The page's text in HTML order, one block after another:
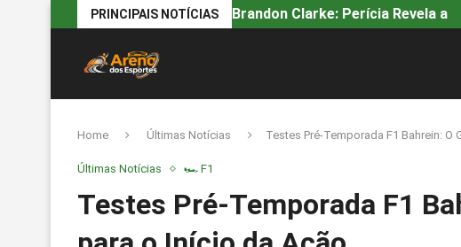
PRINCIPAIS NOTÍCIAS Brandon Clarke: Perícia Revela a
Home Últimas Notícias Testes Pré-Temporada F1 Bahrein:
Últimas Notícias 🏎️ F1
Testes Pré-Temporada F1